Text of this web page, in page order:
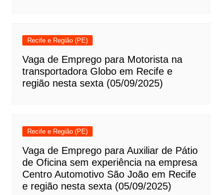
Recife e Região (PE)
Vaga de Emprego para Motorista na
transportadora Globo em Recife e
região nesta sexta (05/09/2025)
Recife e Região (PE)
Vaga de Emprego para Auxiliar de Pátio
de Oficina sem experiência na empresa
Centro Automotivo São João em Recife
e região nesta sexta (05/09/2025)